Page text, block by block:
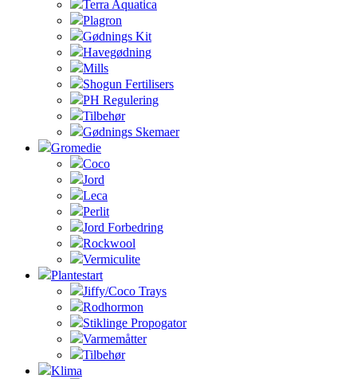
Terra Aquatica
Plagron
Gødnings Kit
Havegødning
Mills
Shogun Fertilisers
PH Regulering
Tilbehør
Gødnings Skemaer
Gromedie
Coco
Jord
Leca
Perlit
Jord Forbedring
Rockwool
Vermiculite
Plantestart
Jiffy/Coco Trays
Rodhormon
Stiklinge Propogator
Varmemåtter
Tilbehør
Klima